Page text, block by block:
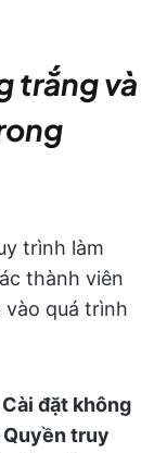
trắng và
trình làm
thành viên
quá trình
Cài đặt không
Quyền truy